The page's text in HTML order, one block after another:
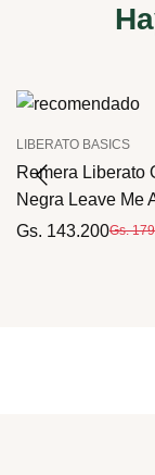
LIBERATO BASICS
Remera Liberato
Negra Leave Me
Gs. 143.200Gs.